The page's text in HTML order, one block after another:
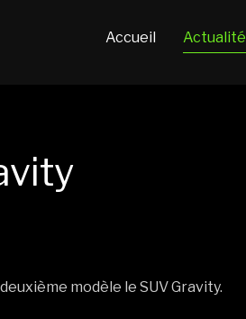
Accueil Actualité
modèle le SUV Gravity.